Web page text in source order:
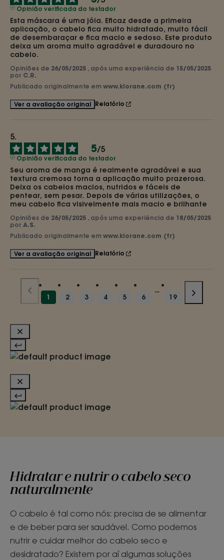
Opinião verificada do testador
Esta máscara é uma jóia. Eficaz desde a primeira
aplicação, o cabelo fica muito hidratado, muito fácil
de desembaraçar e fica macio e sedoso. Este produto
deixa um aroma muito agradável e duradouro no
cabelo.
Opiniões de 26/05/2025 , após uma experiência de 15/05/2025
por C.R.
Publicado originalmente em www.klorane.com (fr)
Ver a avaliação original Relatório
5/5
Opinião verificada do testador
Seu aroma de manga é realmente agradável e sua
textura cremosa torna a aplicação muito prazerosa.
Deixa os cabelos macios, nutridos e fáceis de
pentear, sem pesar. Depois de várias utilizações, o
meu cabelo fica visivelmente mais macio e brilhante
Opiniões de 26/05/2025 , após uma experiência de 18/05/2025
por A.S.
Publicado originalmente em www.klorane.com (fr)
Ver a avaliação original Relatório
1 2 3 4 5 6 19
Hidratar e nutrir o cabelo seco
naturalmente
O cabelo é tal como nós: precisa de se alimentar
e de beber para ser saudável. Como podemos
nutrir e cuidar melhor do cabelo seco e
desidratado? Existem por aí algumas soluções